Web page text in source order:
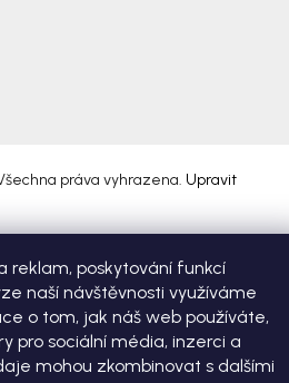
reklam, poskytování funkcí
naší návštěvnosti využíváme
o tom, jak náš web používáte,
pro sociální média, inzerci a
mohou zkombinovat s dalšími
práva vyhrazena. Upravit